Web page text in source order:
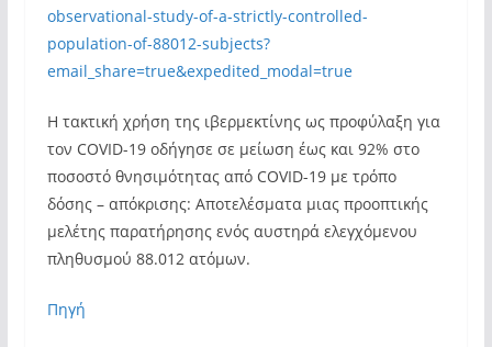
observational-study-of-a-strictly-controlled-
population-of-88012-subjects?
email_share=true&expedited_modal=true
Η τακτική χρήση της ιβερμεκτίνης ως προφύλαξη για
τον COVID-19 οδήγησε σε μείωση έως και 92% στο
ποσοστό θνησιμότητας από COVID-19 με τρόπο
δόσης – απόκρισης: Αποτελέσματα μιας προοπτικής
μελέτης παρατήρησης ενός αυστηρά ελεγχόμενου
πληθυσμού 88.012 ατόμων.
Πηγή